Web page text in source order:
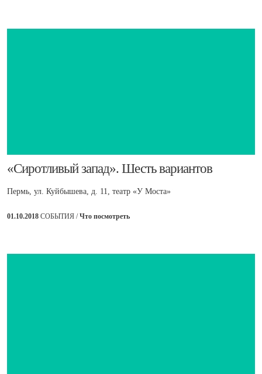
​«Сиротливый запад». Шесть вариантов
Пермь, ул. Куйбышева, д. 11, театр «У Моста»
01.10.2018 СОБЫТИЯ /Что посмотреть